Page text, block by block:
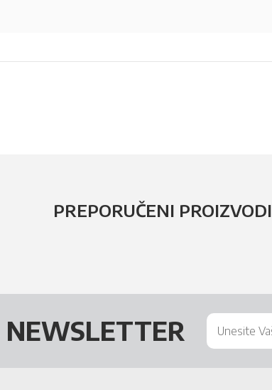
PREPORUČENI PROIZVODI
NEWSLETTER